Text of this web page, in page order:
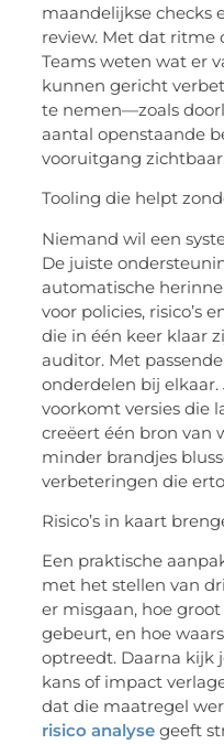
maandelijkse checks
review. Met dat ritme
Teams weten wat er
kunnen gericht
te nemen—zoals
aantal openstaande
vooruitgang zichtbaar.
Tooling die helpt
Niemand wil een
De juiste
automatische
voor policies, risico’s
die in één keer klaar
auditor. Met
onderdelen bij
voorkomt versies die
creëert één bron van
minder brandjes
verbeteringen die
Risico’s in kaart
Een praktische
met het stellen van
er misgaan, hoe
gebeurt, en hoe
optreedt. Daarna kijk
kans of impact
dat die maatregel
risico analyse geeft